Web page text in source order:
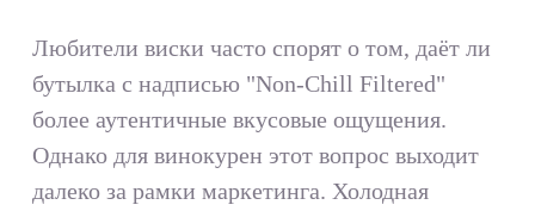
Любители виски часто спорят о том, даёт ли
бутылка с надписью "Non-Chill Filtered"
более аутентичные вкусовые ощущения.
Однако для винокурен этот вопрос выходит
далеко за рамки маркетинга. Холодная